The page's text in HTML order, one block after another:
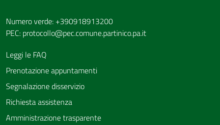
Numero verde: +390918913200
PEC: protocollo@pec.comune.partinico.pa.it
Leggi le FAQ
Prenotazione appuntamenti
Segnalazione disservizio
Richiesta assistenza
Amministrazione trasparente